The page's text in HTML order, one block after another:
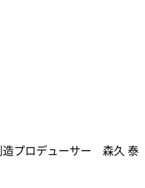
造プロデューサー 森久 泰